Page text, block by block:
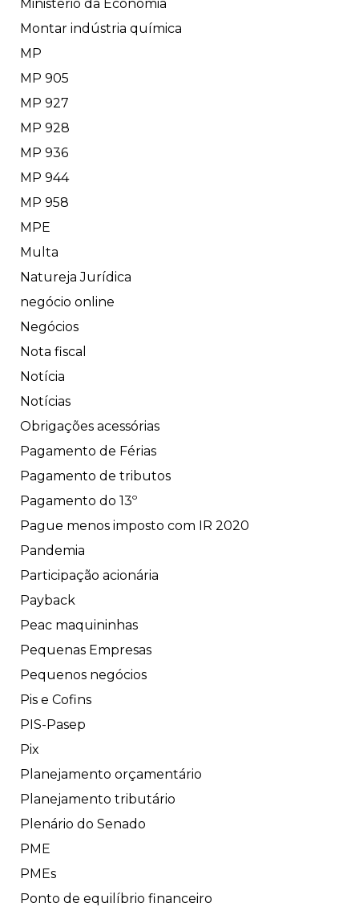
Ministério da Economia
Montar indústria química
MP
MP 905
MP 927
MP 928
MP 936
MP 944
MP 958
MPE
Multa
Natureja Jurídica
negócio online
Negócios
Nota fiscal
Notícia
Notícias
Obrigações acessórias
Pagamento de Férias
Pagamento de tributos
Pagamento do 13º
Pague menos imposto com IR 2020
Pandemia
Participação acionária
Payback
Peac maquininhas
Pequenas Empresas
Pequenos negócios
Pis e Cofins
PIS-Pasep
Pix
Planejamento orçamentário
Planejamento tributário
Plenário do Senado
PME
PMEs
Ponto de equilíbrio financeiro